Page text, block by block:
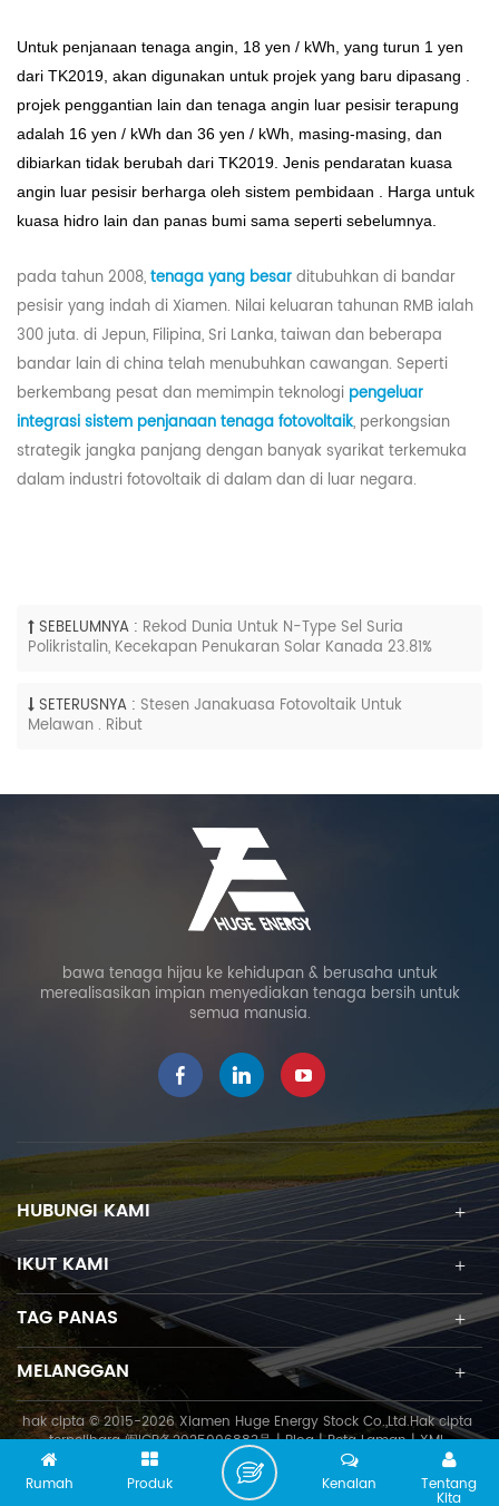
Untuk penjanaan tenaga angin, 18 yen / kWh, yang turun 1 yen
dari TK2019, akan digunakan untuk projek yang baru dipasang .
projek penggantian lain dan tenaga angin luar pesisir terapung
adalah 16 yen / kWh dan 36 yen / kWh, masing-masing, dan
dibiarkan tidak berubah dari TK2019. Jenis pendaratan kuasa
angin luar pesisir berharga oleh sistem pembidaan . Harga untuk
kuasa hidro lain dan panas bumi sama seperti sebelumnya.
pada tahun 2008,tenaga yang besarditubuhkan di bandar
pesisir yang indah di Xiamen. Nilai keluaran tahunan RMB ialah
300 juta. di Jepun, Filipina, Sri Lanka, taiwan dan beberapa
bandar lain di china telah menubuhkan cawangan. Seperti
berkembang pesat dan memimpin teknologi pengeluar
integrasi sistem penjanaan tenaga fotovoltaik, perkongsian
strategik jangka panjang dengan banyak syarikat terkemuka
dalam industri fotovoltaik di dalam dan di luar negara.
SEBELUMNYA : Rekod Dunia Untuk N-Type Sel Suria
Polikristalin, Kecekapan Penukaran Solar Kanada 23.81%
SETERUSNYA : Stesen Janakuasa Fotovoltaik Untuk
Melawan . Ribut
bawa tenaga hijau ke kehidupan & berusaha untuk
merealisasikan impian menyediakan tenaga bersih untuk
semua manusia.
HUBUNGI KAMI
IKUT KAMI
TAG PANAS
MELANGGAN
hak cipta © 2015-2026 Xiamen Huge Energy Stock Co.,Ltd.Hak cipta
terpelihara闽ICP备2025096883号|Blog|Peta Laman|XML
Rumah Produk Tentang
Kita
Kenalan